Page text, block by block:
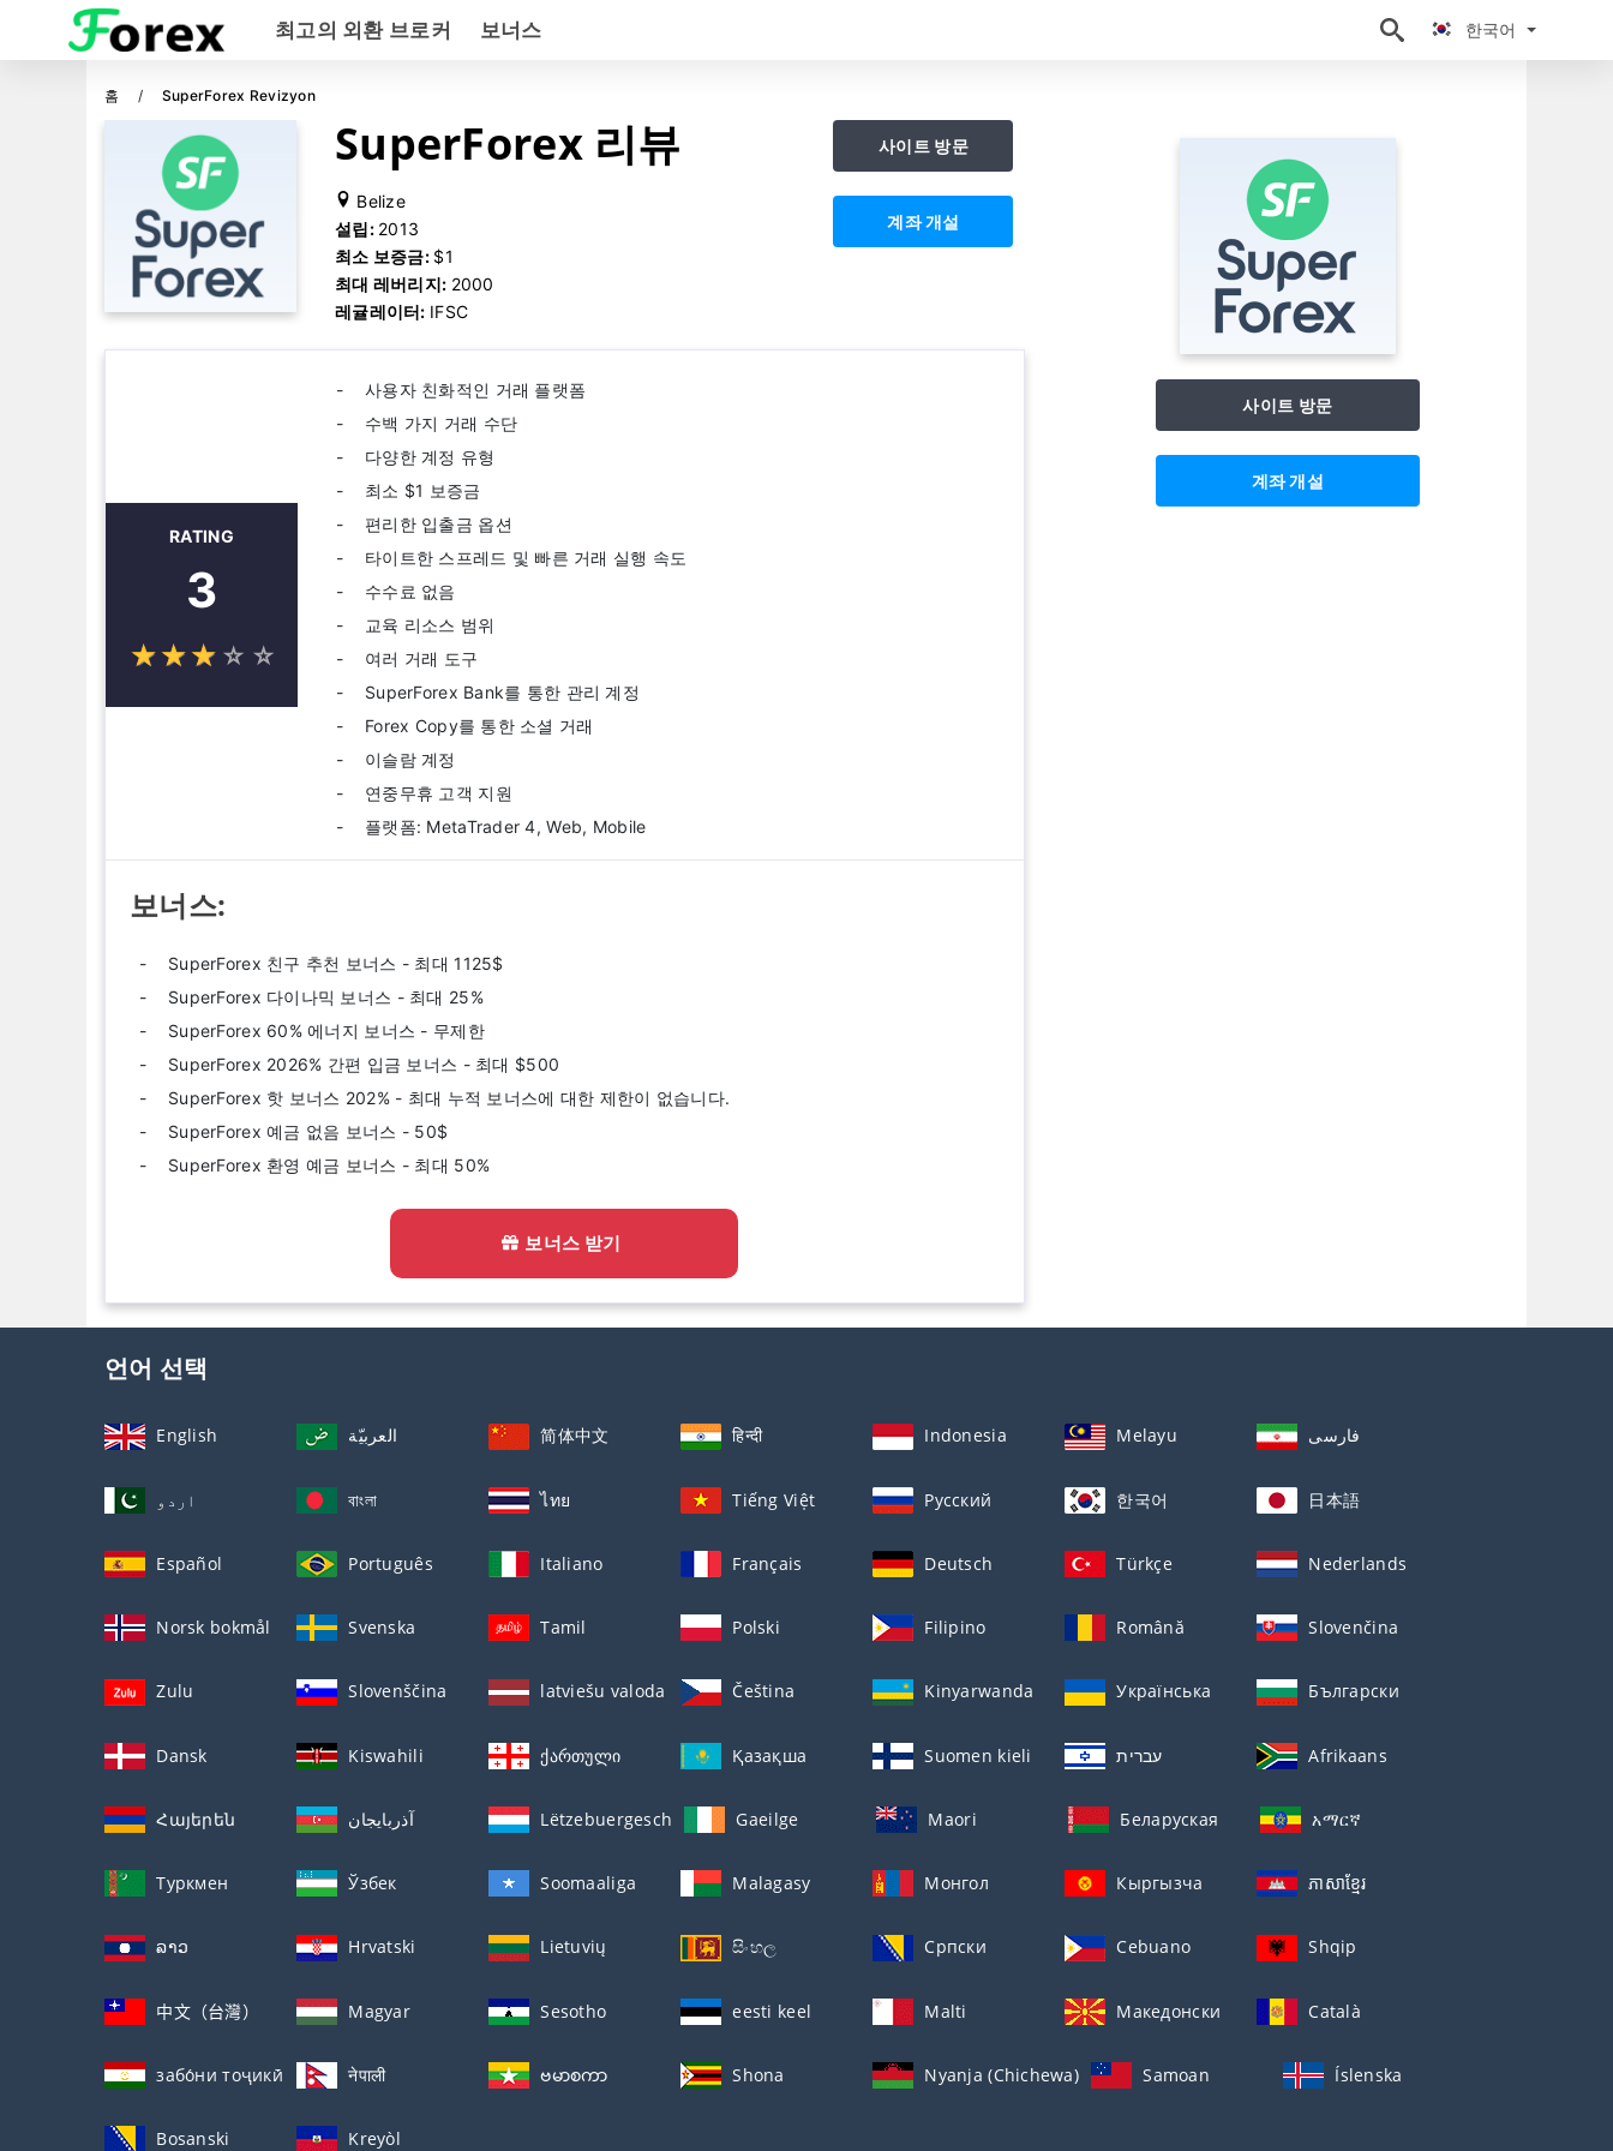
한국어
최고의 외환 브로커 보너스 한국어
홈 SuperForex Revizyon
SuperForex 리뷰
Belize
설립: 2013
최소 보증금: $1
최대 레버리지: 2000
레귤레이터: IFSC
사이트 방문
계좌 개설
RATING
3
☆☆☆ ☆ ☆
★★★ ★ ★
사용자 친화적인 거래 플랫폼
수백 가지 거래 수단
다양한 계정 유형
최소 $1 보증금
편리한 입출금 옵션
타이트한 스프레드 및 빠른 거래 실행 속도
수수료 없음
교육 리소스 범위
여러 거래 도구
SuperForex Bank를 통한 관리 계정
Forex Copy를 통한 소셜 거래
이슬람 계정
연중무휴 고객 지원
플랫폼: MetaTrader 4, Web, Mobile
보너스:
SuperForex 친구 추천 보너스 - 최대 1125$
SuperForex 다이나믹 보너스 - 최대 25%
SuperForex 60% 에너지 보너스 - 무제한
SuperForex 2026% 간편 입금 보너스 - 최대 $500
SuperForex 핫 보너스 202% - 최대 누적 보너스에 대한 제한이 없습니다.
SuperForex 예금 없음 보너스 - 50$
SuperForex 환영 예금 보너스 - 최대 50%
보너스 받기
사이트 방문
계좌 개설
언어 선택
English العربيّة 简体中文 हिन्दी Indonesia Melayu فارسی
اردو বাংলা ไทย Tiếng Việt Русский 한국어 日本語
Español Português Italiano Français Deutsch Türkçe Nederlands
Norsk bokmål Svenska Tamil Polski Filipino Română Slovenčina
Zulu Slovenščina latviešu valoda Čeština Kinyarwanda Українська Български
Dansk Kiswahili ქართული Қазақша Suomen kieli עברית Afrikaans
Հայերեն آذربايجان Lëtzebuergesch Gaeilge Maori Беларуская አማርኛ
Туркмен Ўзбек Soomaaliga Malagasy Монгол Кыргызча ភាសាខ្មែរ
ລາວ Hrvatski Lietuvių සිංහල Српски Cebuano Shqip
中文（台灣） Magyar Sesotho eesti keel Malti Македонски Català
забо́ни тоҷикӣ́ नेपाली ဗမာစကာ Shona Nyanja (Chichewa) Samoan Íslenska
Bosanski Kreyòl